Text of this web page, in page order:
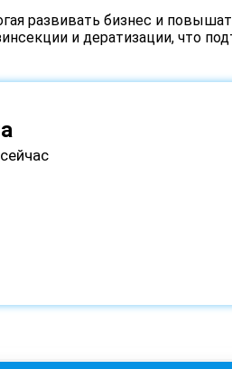
развивать бизнес и
и дератизации, что